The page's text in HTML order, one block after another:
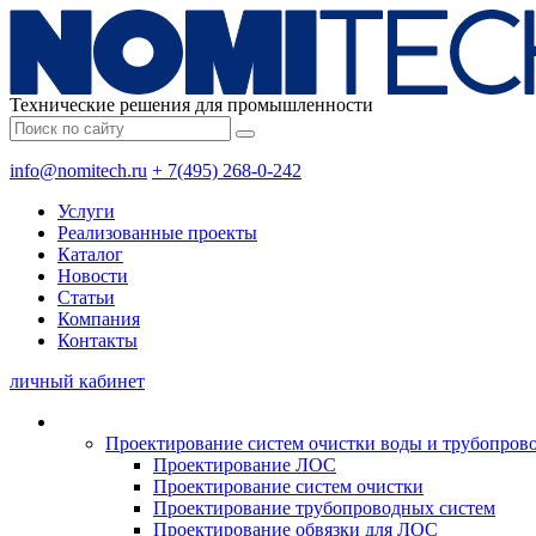
Технические решения для промышленности
info@nomitech.ru + 7(495) 268-0-242
Услуги
Реализованные проекты
Каталог
Новости
Статьи
Компания
Контакты
личный кабинет
Проектирование систем очистки воды и
Проектирование ЛОС
Проектирование систем очистки
Проектирование трубопроводных систем
Проектирование обвязки для ЛОС